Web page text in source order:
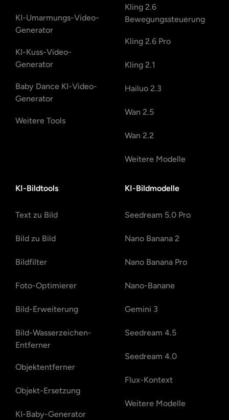
KI-Umarmungs-Video-
Generator
KI-Kuss-Video-
Generator
Baby Dance KI-Video-
Generator
Weitere Tools
Kling 2.6
Bewegungssteuerung
Kling 2.6 Pro
Kling 2.1
Hailuo 2.3
Wan 2.5
Wan 2.2
Weitere Modelle
KI-Bildtools
Text zu Bild
Bild zu Bild
Bildfilter
Foto-Optimierer
Bild-Erweiterung
Bild-Wasserzeichen-
Entferner
Objektentferner
Objekt-Ersetzung
KI-Baby-Generator
KI-Bildmodelle
Seedream 5.0 Pro
Nano Banana 2
Nano Banana Pro
Nano-Banane
Gemini 3
Seedream 4.5
Seedream 4.0
Flux-Kontext
Weitere Modelle